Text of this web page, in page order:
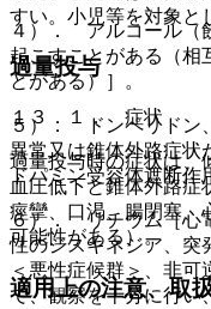
すい。小児等を対象と
過量投与
１３．１． 症状
過量投与時の症状は、
血圧低下と錐体外路症
痙攣、口渇、腸閉塞、
可能性がある）。
適用上の注意、取
４）． アルコール（
起こすことがある（相
とがある）］。
５）． ドンペリドン
異常又は錐体外路症状
ドパミン受容体遮断作
６）． リチウム［心
性のジスキネジア、
＜悪性症候群＞、非
で、観察を十分に行い